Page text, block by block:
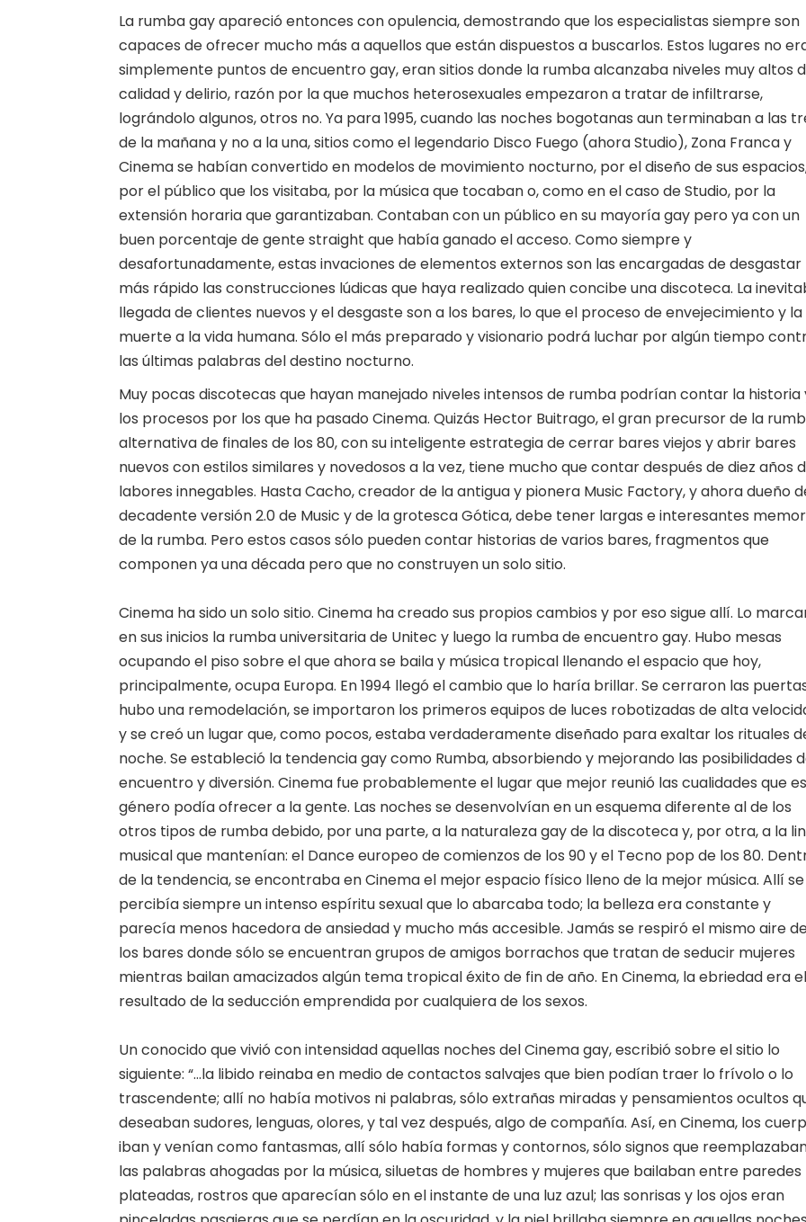
La rumba gay apareció entonces con opulencia, demostrando que los especialistas siempre son
capaces de ofrecer mucho más a aquellos que están dispuestos a buscarlos. Estos lugares no
simplemente puntos de encuentro gay, eran sitios donde la rumba alcanzaba niveles muy altos
calidad y delirio, razón por la que muchos heterosexuales empezaron a tratar de infiltrarse,
lográndolo algunos, otros no. Ya para 1995, cuando las noches bogotanas aun terminaban a las
de la mañana y no a la una, sitios como el legendario Disco Fuego (ahora Studio), Zona Franca y
Cinema se habían convertido en modelos de movimiento nocturno, por el diseño de sus
por el público que los visitaba, por la música que tocaban o, como en el caso de Studio, por la
extensión horaria que garantizaban. Contaban con un público en su mayoría gay pero ya con un
buen porcentaje de gente straight que había ganado el acceso. Como siempre y
desafortunadamente, estas invaciones de elementos externos son las encargadas de desgastar
más rápido las construcciones lúdicas que haya realizado quien concibe una discoteca. La
llegada de clientes nuevos y el desgaste son a los bares, lo que el proceso de envejecimiento y la
muerte a la vida humana. Sólo el más preparado y visionario podrá luchar por algún tiempo
las últimas palabras del destino nocturno.
Muy pocas discotecas que hayan manejado niveles intensos de rumba podrían contar la historia
los procesos por los que ha pasado Cinema. Quizás Hector Buitrago, el gran precursor de la
alternativa de finales de los 80, con su inteligente estrategia de cerrar bares viejos y abrir bares
nuevos con estilos similares y novedosos a la vez, tiene mucho que contar después de diez años
labores innegables. Hasta Cacho, creador de la antigua y pionera Music Factory, y ahora dueño
decadente versión 2.0 de Music y de la grotesca Gótica, debe tener largas e interesantes
de la rumba. Pero estos casos sólo pueden contar historias de varios bares, fragmentos que
componen ya una década pero que no construyen un solo sitio.
Cinema ha sido un solo sitio. Cinema ha creado sus propios cambios y por eso sigue allí. Lo
en sus inicios la rumba universitaria de Unitec y luego la rumba de encuentro gay. Hubo mesas
ocupando el piso sobre el que ahora se baila y música tropical llenando el espacio que hoy,
principalmente, ocupa Europa. En 1994 llegó el cambio que lo haría brillar. Se cerraron las
hubo una remodelación, se importaron los primeros equipos de luces robotizadas de alta
y se creó un lugar que, como pocos, estaba verdaderamente diseñado para exaltar los rituales
noche. Se estableció la tendencia gay como Rumba, absorbiendo y mejorando las posibilidades
encuentro y diversión. Cinema fue probablemente el lugar que mejor reunió las cualidades que
género podía ofrecer a la gente. Las noches se desenvolvían en un esquema diferente al de los
otros tipos de rumba debido, por una parte, a la naturaleza gay de la discoteca y, por otra, a la
musical que mantenían: el Dance europeo de comienzos de los 90 y el Tecno pop de los 80.
de la tendencia, se encontraba en Cinema el mejor espacio físico lleno de la mejor música. Allí se
percibía siempre un intenso espíritu sexual que lo abarcaba todo; la belleza era constante y
parecía menos hacedora de ansiedad y mucho más accesible. Jamás se respiró el mismo aire
los bares donde sólo se encuentran grupos de amigos borrachos que tratan de seducir mujeres
mientras bailan amacizados algún tema tropical éxito de fin de año. En Cinema, la ebriedad era el
resultado de la seducción emprendida por cualquiera de los sexos.
Un conocido que vivió con intensidad aquellas noches del Cinema gay, escribió sobre el sitio lo
siguiente: “…la libido reinaba en medio de contactos salvajes que bien podían traer lo frívolo o lo
trascendente; allí no había motivos ni palabras, sólo extrañas miradas y pensamientos ocultos
deseaban sudores, lenguas, olores, y tal vez después, algo de compañía. Así, en Cinema, los
iban y venían como fantasmas, allí sólo había formas y contornos, sólo signos que
las palabras ahogadas por la música, siluetas de hombres y mujeres que bailaban entre paredes
plateadas, rostros que aparecían sólo en el instante de una luz azul; las sonrisas y los ojos eran